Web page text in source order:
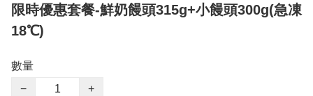
限時優惠套餐-鮮奶饅頭315g+小饅頭300g(急凍
18℃)
數量
−
+